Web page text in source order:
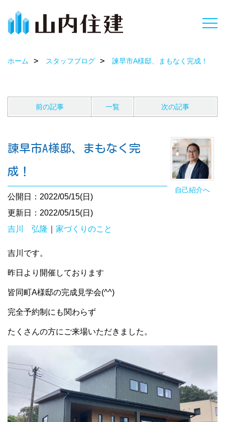
ホーム スタッフブログ 諫早市A様邸、まもなく完成！
前の記事 一覧 次の記事
自己紹介へ
諫早市A様邸、まもなく完
成！
公開日：2022/05/15(日)
更新日：2022/05/15(日)
吉川 弘隆
家づくりのこと
吉川です。
昨日より開催しております
皆同町A様邸の完成見学会(^^)
完全予約制にも関わらず
たくさんの方にご来場いただきました。